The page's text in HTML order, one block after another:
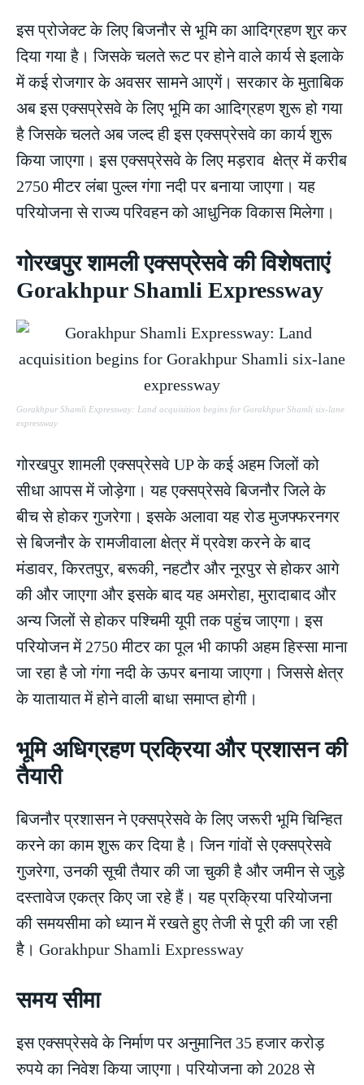
इस प्रोजेक्ट के लिए बिजनौर से भूमि का आदिग्रहण शुर कर
दिया गया है। जिसके चलते रूट पर होने वाले कार्य से इलाके
में कई रोजगार के अवसर सामने आएगें। सरकार के मुताबिक
अब इस एक्सप्रेसवे के लिए भूमि का आदिग्रहण शुरू हो गया
है जिसके चलते अब जल्द ही इस एक्सप्रेसवे का कार्य शुरू
किया जाएगा। इस एक्सप्रेसवे के लिए मड़राव क्षेत्र में करीब
2750 मीटर लंबा पुल्ल गंगा नदी पर बनाया जाएगा। यह
परियोजना से राज्य परिवहन को आधुनिक विकास मिलेगा।
गोरखपुर शामली एक्सप्रेसवे की विशेषताएं
Gorakhpur Shamli Expressway
Gorakhpur Shamli Expressway: Land acquisition begins for Gorakhpur Shamli six-lane
expressway
गोरखपुर शामली एक्सप्रेसवे UP के कई अहम जिलों को
सीधा आपस में जोड़ेगा। यह एक्सप्रेसवे बिजनौर जिले के
बीच से होकर गुजरेगा। इसके अलावा यह रोड मुजफ्फरनगर
से बिजनौर के रामजीवाला क्षेत्र में प्रवेश करने के बाद
मंडावर, किरतपुर, बरूकी, नहटौर और नूरपुर से होकर आगे
की और जाएगा और इसके बाद यह अमरोहा, मुरादाबाद और
अन्य जिलों से होकर पश्चिमी यूपी तक पहुंच जाएगा। इस
परियोजन में 2750 मीटर का पूल भी काफी अहम हिस्सा माना
जा रहा है जो गंगा नदी के ऊपर बनाया जाएगा। जिससे क्षेत्र
के यातायात में होने वाली बाधा समाप्त होगी।
भूमि अधिग्रहण प्रक्रिया और प्रशासन की
तैयारी
बिजनौर प्रशासन ने एक्सप्रेसवे के लिए जरूरी भूमि चिन्हित
करने का काम शुरू कर दिया है। जिन गांवों से एक्सप्रेसवे
गुजरेगा, उनकी सूची तैयार की जा चुकी है और जमीन से जुड़े
दस्तावेज एकत्र किए जा रहे हैं। यह प्रक्रिया परियोजना
की समयसीमा को ध्यान में रखते हुए तेजी से पूरी की जा रही
है। Gorakhpur Shamli Expressway
समय सीमा
इस एक्सप्रेसवे के निर्माण पर अनुमानित 35 हजार करोड़
रुपये का निवेश किया जाएगा। परियोजना को 2028 से